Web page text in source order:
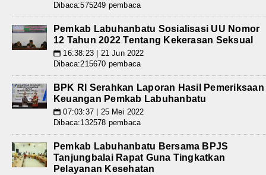
Dibaca:575249 pembaca
Pemkab Labuhanbatu Sosialisasi UU Nomor
12 Tahun 2022 Tentang Kekerasan Seksual
📅 16:38:23 | 21 Jun 2022
Dibaca:215670 pembaca
BPK RI Serahkan Laporan Hasil Pemeriksaan
Keuangan Pemkab Labuhanbatu
📅 07:03:37 | 25 Mei 2022
Dibaca:132578 pembaca
Pemkab Labuhanbatu Bersama BPJS
Tanjungbalai Rapat Guna Tingkatkan
Pelayanan Kesehatan